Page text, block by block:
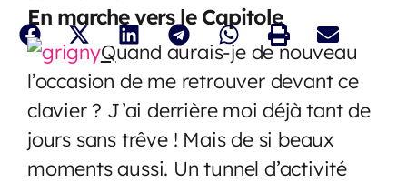
En marche vers le Capitole
Quand aurais-je de nouveau
l’occasion de me retrouver devant ce
clavier ? J’ai derrière moi déjà tant de
jours sans trêve ! Mais de si beaux
moments aussi. Un tunnel d’activité